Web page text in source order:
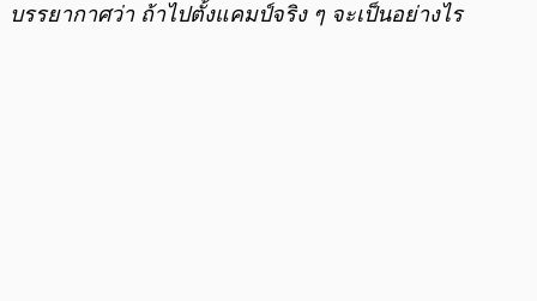
บรรยากาศว่า ถ้าไปตั้งแคมป์จริง ๆ จะเป็นอย่างไร